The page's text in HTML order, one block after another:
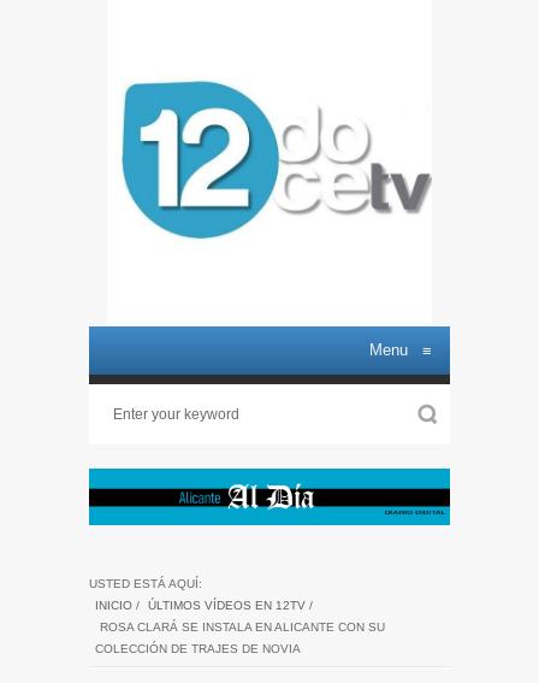
Menu ≡
USTED ESTÁ AQUÍ:
INICIO / ÚLTIMOS VÍDEOS EN 12TV /
ROSA CLARÁ SE INSTALA EN ALICANTE CON SU
COLECCIÓN DE TRAJES DE NOVIA